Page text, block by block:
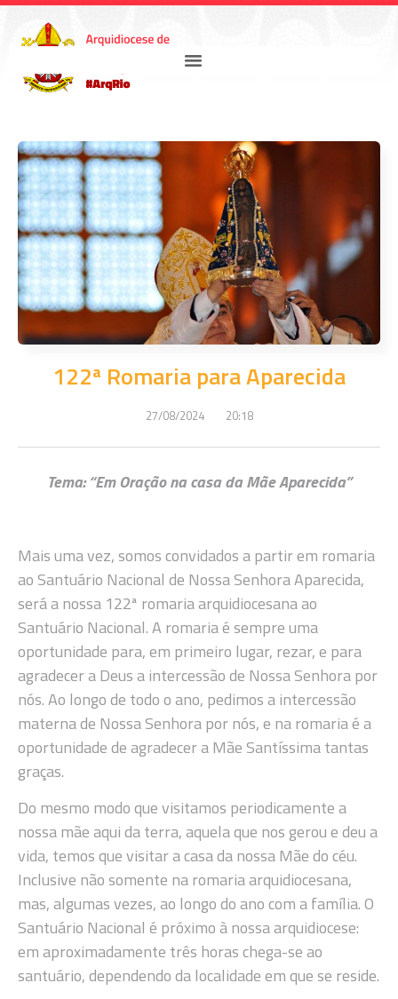
122ª Romaria para Aparecida
27/08/2024 20:18
Tema: “Em Oração na casa da Mãe Aparecida”
Mais uma vez, somos convidados a partir em romaria
ao Santuário Nacional de Nossa Senhora Aparecida,
será a nossa 122ª romaria arquidiocesana ao
Santuário Nacional. A romaria é sempre uma
oportunidade para, em primeiro lugar, rezar, e para
agradecer a Deus a intercessão de Nossa Senhora por
nós. Ao longo de todo o ano, pedimos a intercessão
materna de Nossa Senhora por nós, e na romaria é a
oportunidade de agradecer a Mãe Santíssima tantas
graças.
Do mesmo modo que visitamos periodicamente a
nossa mãe aqui da terra, aquela que nos gerou e deu a
vida, temos que visitar a casa da nossa Mãe do céu.
Inclusive não somente na romaria arquidiocesana,
mas, algumas vezes, ao longo do ano com a família. O
Santuário Nacional é próximo à nossa arquidiocese:
em aproximadamente três horas chega-se ao
santuário, dependendo da localidade em que se reside.